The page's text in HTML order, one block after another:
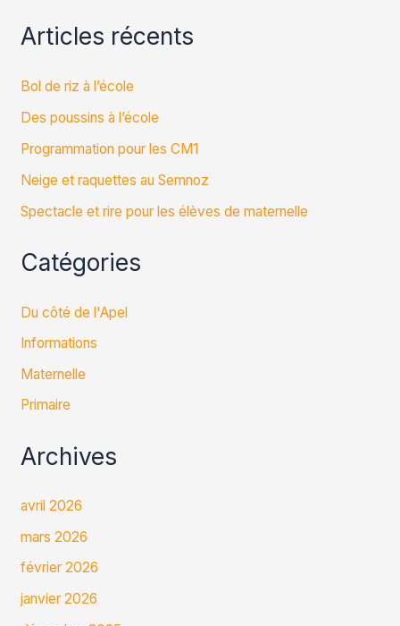
Articles récents
Bol de riz à l’école
Des poussins à l’école
Programmation pour les CM1
Neige et raquettes au Semnoz
Spectacle et rire pour les élèves de maternelle
Catégories
Du côté de l'Apel
Informations
Maternelle
Primaire
Archives
avril 2026
mars 2026
février 2026
janvier 2026